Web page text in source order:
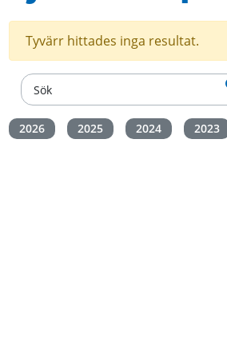
Tyvärr hittades inga resultat.
2026 2025 2024 2023